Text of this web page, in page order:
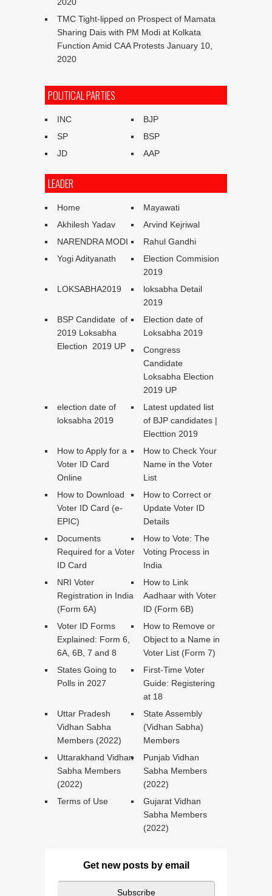
2020
TMC Tight-lipped on Prospect of Mamata
Sharing Dais with PM Modi at Kolkata
Function Amid CAA Protests January 10,
2020
POLITICAL PARTIES
INC
BJP
SP
BSP
JD
AAP
LEADER
Home
Mayawati
Akhilesh Yadav
Arvind Kejriwal
NARENDRA MODI
Rahul Gandhi
Yogi Adityanath
Election Commision
2019
LOKSABHA2019
loksabha Detail
2019
BSP Candidate of
2019 Loksabha
Election 2019 UP
Election date of
Loksabha 2019
Congress
Candidate
Loksabha Election
2019 UP
election date of
loksabha 2019
Latest updated list
of BJP candidates |
Electtion 2019
How to Apply for a
Voter ID Card
Online
How to Check Your
Name in the Voter
List
How to Download
Voter ID Card (e-
EPIC)
How to Correct or
Update Voter ID
Details
Documents
Required for a Voter
ID Card
How to Vote: The
Voting Process in
India
NRI Voter
Registration in India
(Form 6A)
How to Link
Aadhaar with Voter
ID (Form 6B)
Voter ID Forms
Explained: Form 6,
6A, 6B, 7 and 8
How to Remove or
Object to a Name in
Voter List (Form 7)
States Going to
Polls in 2027
First-Time Voter
Guide: Registering
at 18
Uttar Pradesh
Vidhan Sabha
Members (2022)
State Assembly
(Vidhan Sabha)
Members
Uttarakhand Vidhan
Sabha Members
(2022)
Punjab Vidhan
Sabha Members
(2022)
Terms of Use
Gujarat Vidhan
Sabha Members
(2022)
Get new posts by email